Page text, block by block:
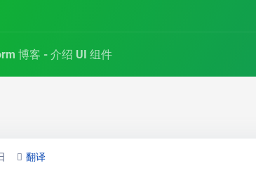
博客 - 介绍 UI 组件
翻译